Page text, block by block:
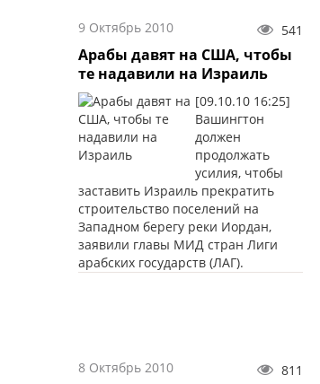
9 Октябрь 2010 541
Арабы давят на США, чтобы
те надавили на Израиль
[09.10.10 16:25]
Вашингтон
должен
продолжать
усилия, чтобы
заставить Израиль прекратить
строительство поселений на
Западном берегу реки Иордан,
заявили главы МИД стран Лиги
арабских государств (ЛАГ).
8 Октябрь 2010 811